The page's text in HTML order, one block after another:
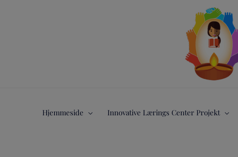
Hjemmeside Innovative Lærings Center Projekt